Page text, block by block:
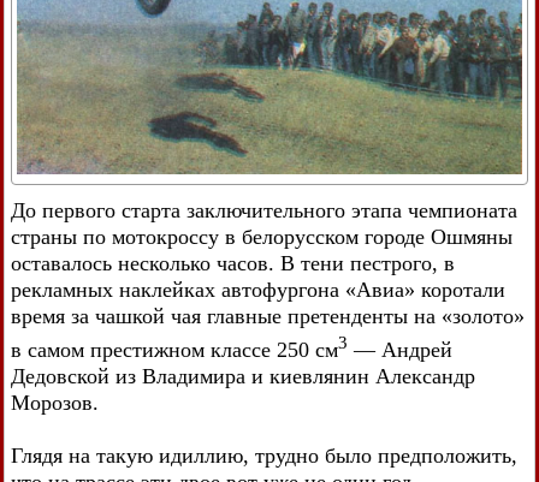
До первого старта заключительного этапа чемпионата
страны по мотокроссу в белорусском городе Ошмяны
оставалось несколько часов. В тени пестрого, в
рекламных наклейках автофургона «Авиа» коротали
время за чашкой чая главные претенденты на «золото»
в самом престижном классе 250 см3 — Андрей
Дедовской из Владимира и киевлянин Александр
Морозов.
Глядя на такую идиллию, трудно было предположить,